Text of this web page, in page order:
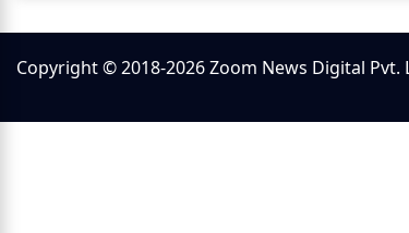
Copyright © 2018-2026 Zoom News Digital Pvt.